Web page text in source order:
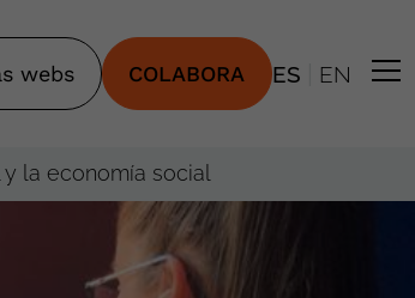
webs COLABORA ES EN
la economía social